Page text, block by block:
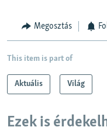
Megosztás
This item is part of
Aktuális Világ
Ezek is